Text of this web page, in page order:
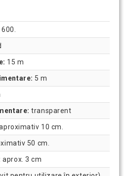
600.
15 m
5 m
transparent
10 cm.
50 cm.
aprox. 3 cm